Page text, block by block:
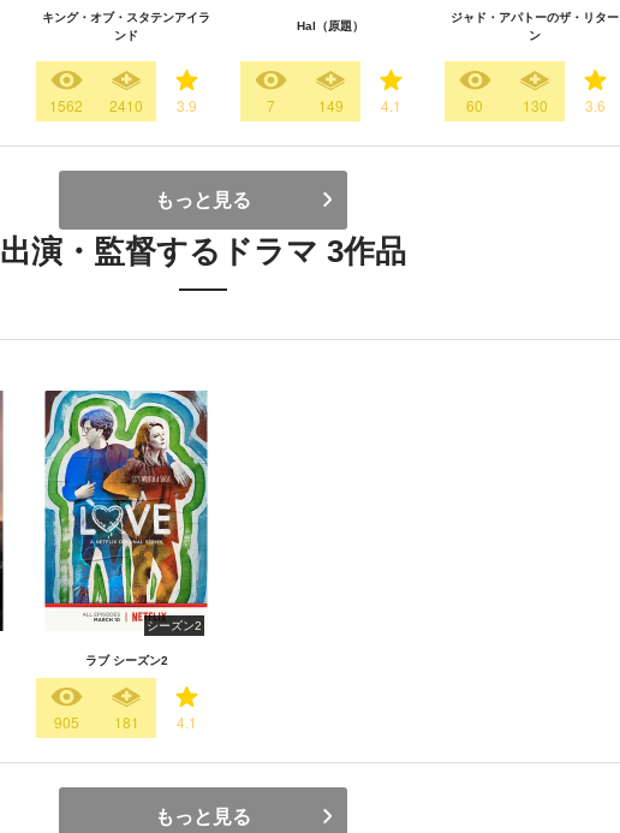
キング・オブ・スタテンアイラ
ンド
1562 2410 3.9
Hal（原題）
7 149 4.1
ジャド・アパトーのザ・リター
ン
60 130 3.6
もっと見る
出演・監督するドラマ 3作品
シーズン2
ラブ シーズン2
905 181 4.1
もっと見る